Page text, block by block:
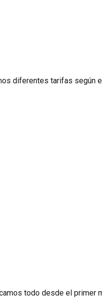
diferentes tarifas según
todo desde el primer